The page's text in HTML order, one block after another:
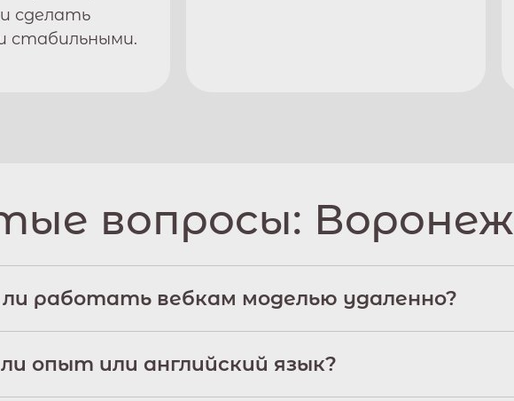
сделать
стабильными.
вопросы: Воронеж
работать вебкам моделью удаленно?
опыт или английский язык?